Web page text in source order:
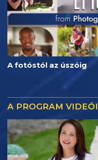
A fotóstól az úszóig
A PROGRAM VIDEÓI